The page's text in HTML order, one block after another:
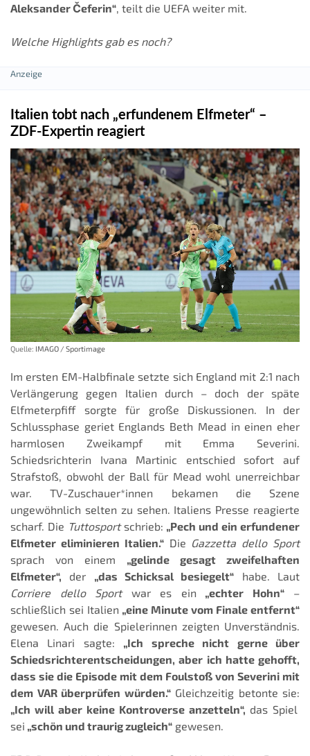
Aleksander Čeferin“, teilt die UEFA weiter mit.
Welche Highlights gab es noch?
Italien tobt nach „erfundenem Elfmeter“ –
ZDF-Expertin reagiert
Quelle: IMAGO / Sportimage
Im ersten EM-Halbfinale setzte sich England mit 2:1 nach
Verlängerung gegen Italien durch – doch der späte
Elfmeterpfiff sorgte für große Diskussionen. In der
Schlussphase geriet Englands Beth Mead in einen eher
harmlosen Zweikampf mit Emma Severini.
Schiedsrichterin Ivana Martinic entschied sofort auf
Strafstoß, obwohl der Ball für Mead wohl unerreichbar
war. TV-Zuschauer*innen bekamen die Szene
ungewöhnlich selten zu sehen. Italiens Presse reagierte
scharf. Die Tuttosportschrieb: „Pech und ein erfundener
Elfmeter eliminieren Italien.“Die Gazzetta dello Sport
sprach von einem „gelinde gesagt zweifelhaften
Elfmeter“, der „das Schicksal besiegelt“ habe. Laut
Corriere dello Sportwar es ein „echter Hohn“–
schließlich sei Italien „eine Minute vom Finale entfernt“
gewesen. Auch die Spielerinnen zeigten Unverständnis.
Elena Linari sagte: „Ich spreche nicht gerne über
Schiedsrichterentscheidungen, aber ich hatte gehofft,
dass sie die Episode mit dem Foulstoß von Severini mit
dem VAR überprüfen würden.“Gleichzeitig betonte sie:
„Ich will aber keine Kontroverse anzetteln“, das Spiel
sei „schön und traurig zugleich“ gewesen.